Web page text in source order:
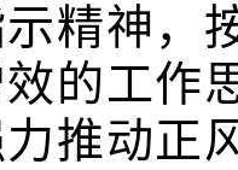
精神，
的工作
推动正